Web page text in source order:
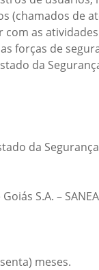
(chamados de
as
forças de
da
da
S.A. –
meses.